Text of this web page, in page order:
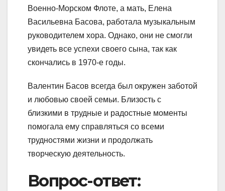
Военно-Морском Флоте, а мать, Елена
Васильевна Басова, работала музыкальным
руководителем хора. Однако, они не смогли
увидеть все успехи своего сына, так как
скончались в 1970-е годы.
Валентин Басов всегда был окружен заботой
и любовью своей семьи. Близость с
близкими в трудные и радостные моменты
помогала ему справляться со всеми
трудностями жизни и продолжать
творческую деятельность.
Вопрос-ответ: